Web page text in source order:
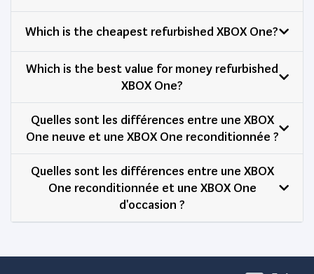
Which is the cheapest refurbished XBOX One?
Which is the best value for money refurbished
XBOX One?
Quelles sont les différences entre une XBOX
One neuve et une XBOX One reconditionnée ?
Quelles sont les différences entre une XBOX
One reconditionnée et une XBOX One
d'occasion ?